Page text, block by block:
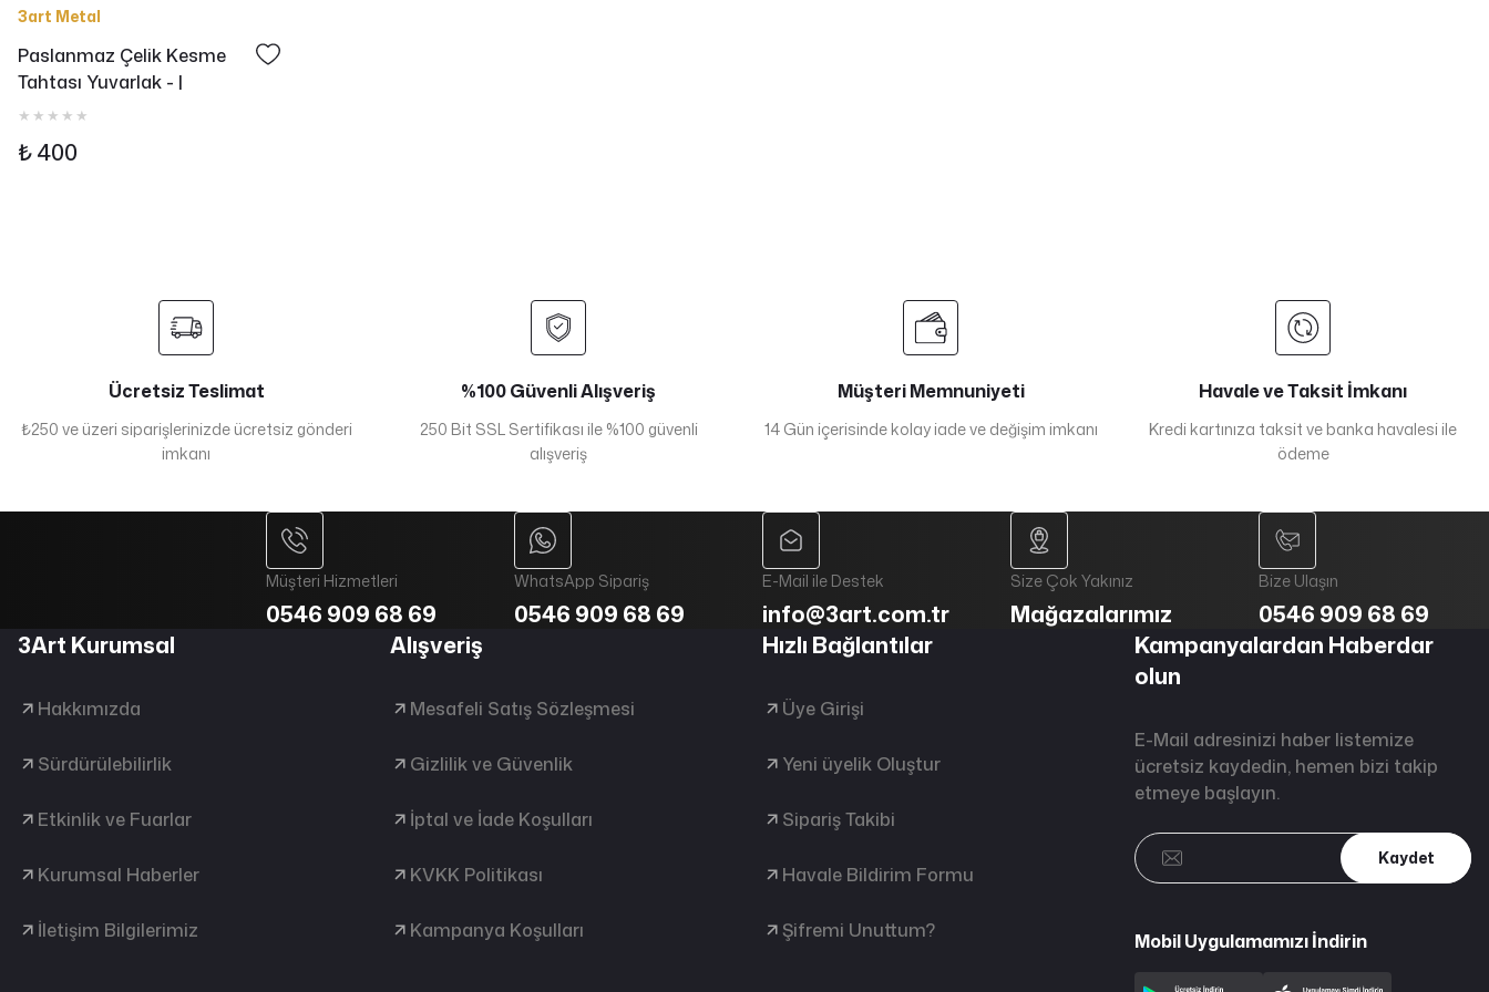
3art Metal
Paslanmaz Çelik Kesme
Tahtası Yuvarlak - |
Hijyenik, Çizilmeye
Uygun
₺ 400
Ücretsiz Teslimat
₺250 ve üzeri siparişlerinizde ücretsiz gönderi
imkanı
%100 Güvenli Alışveriş
250 Bit SSL Sertifikası ile %100 güvenli
alışveriş
Müşteri Memnuniyeti
14 Gün içerisinde kolay iade ve değişim imkanı
Havale ve Taksit İmkanı
Kredi kartınıza taksit ve banka havalesi ile
ödeme
Müşteri Hizmetleri
0546 909 68 69
WhatsApp Sipariş
0546 909 68 69
E-Mail ile Destek
info@3art.com.tr
Size Çok Yakınız
Mağazalarımız
Bize Ulaşın
0546 909 68 69
3Art Kurumsal
Hakkımızda
Sürdürülebilirlik
Etkinlik ve Fuarlar
Kurumsal Haberler
İletişim Bilgilerimiz
Alışveriş
Mesafeli Satış Sözleşmesi
Gizlilik ve Güvenlik
İptal ve İade Koşulları
KVKK Politikası
Kampanya Koşulları
Hızlı Bağlantılar
Üye Girişi
Yeni üyelik Oluştur
Sipariş Takibi
Havale Bildirim Formu
Şifremi Unuttum?
Kampanyalardan Haberdar
olun
E-Mail adresinizi haber listemize
ücretsiz kaydedin, hemen bizi takip
etmeye başlayın.
Kaydet
Mobil Uygulamamızı İndirin